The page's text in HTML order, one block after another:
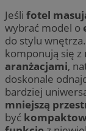
Jeśli fotel
wybrać model o
do stylu
komponują się z
aranżacjami,
doskonale
bardziej
mniejszą
być